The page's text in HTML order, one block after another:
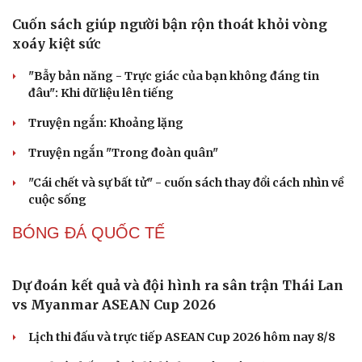
Gia Lai đưa kiến nghị của người dân lên truyền
hình, cam kết giải quyết đến cùng
Chính sách giáo dục phải được đo bằng sự tiến bộ, hạnh
phúc của học sinh
Cà Mau sắp xếp mạng lưới trường học: Gọn bộ máy, giữ
ổn định việc học
Đồng thuận phương án nghỉ Tết Nguyên đán 2027 dài 7
ngày
quá 3 trường công lập
VĂN HỌC